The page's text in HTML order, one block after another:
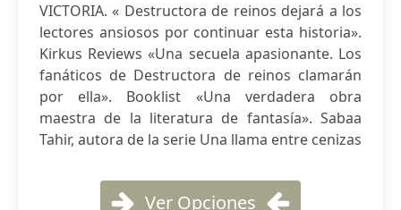
VICTORIA. « Destructora de reinos dejará a los
lectores ansiosos por continuar esta historia».
Kirkus Reviews «Una secuela apasionante. Los
fanáticos de Destructora de reinos clamarán
por ella». Booklist «Una verdadera obra
maestra de la literatura de fantasía». Sabaa
Tahir, autora de la serie Una llama entre cenizas
Ver Opciones